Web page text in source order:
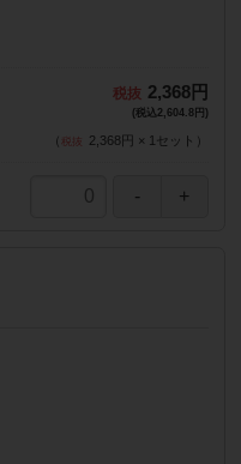
2,368円
(税込2,604.8円)
（ 2,368円 × 1セット ）